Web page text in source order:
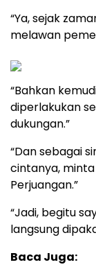
“Ya, sejak
melawan
“Bahkan
diperlakukan
dukungan.”
“Dan sebagai
cintanya,
Perjuangan.”
“Jadi, begitu
langsung
Baca Juga: